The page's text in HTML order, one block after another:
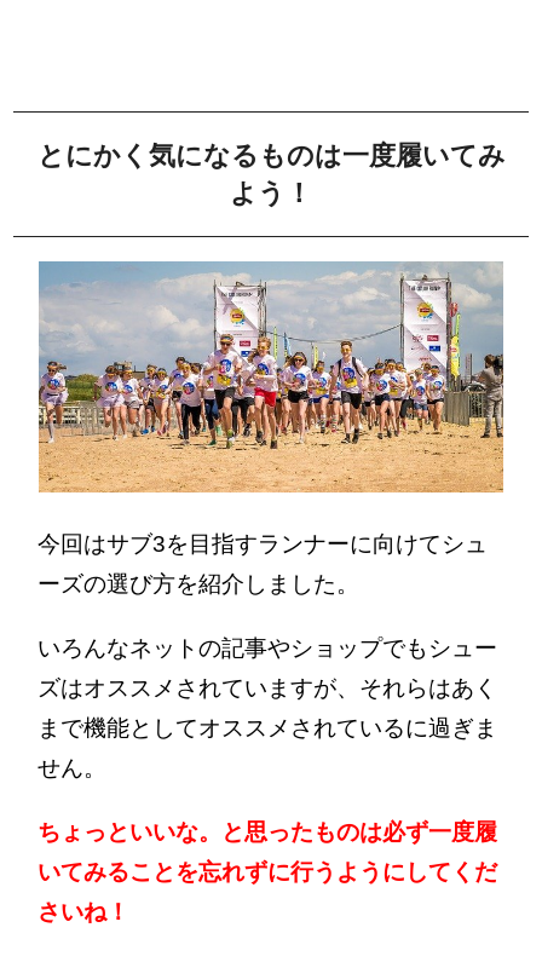
とにかく気になるものは一度履いてみ
よう！
今回はサブ3を目指すランナーに向けてシュ
ーズの選び方を紹介しました。
いろんなネットの記事やショップでもシュー
ズはオススメされていますが、それらはあく
まで機能としてオススメされているに過ぎま
せん。
ちょっといいな。と思ったものは必ず一度履
いてみることを忘れずに行うようにしてくだ
さいね！